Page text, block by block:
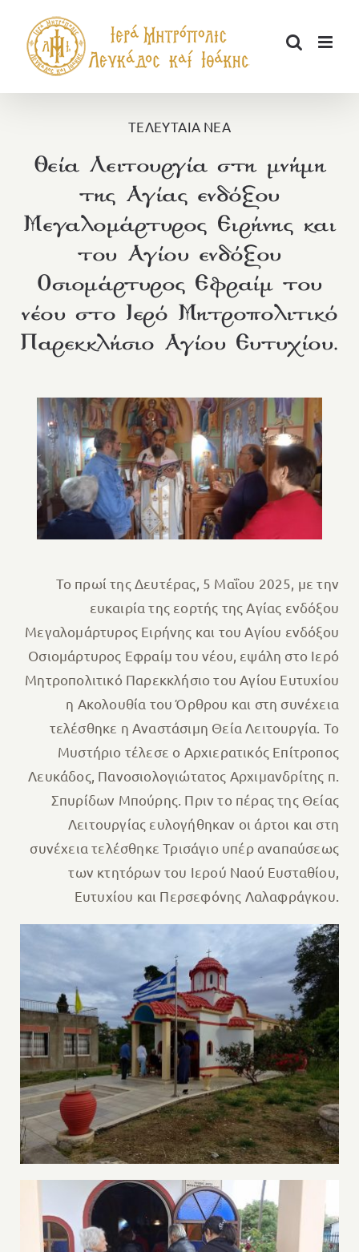
περιεχόμενο
ΤΕΛΕΥΤΑΙΑ ΝΕΑ
Θεία Λειτουργία στη μνήμη
της Αγίας ενδόξου
Μεγαλομάρτυρος Ειρήνης και
του Αγίου ενδόξου
Οσιομάρτυρος Εφραίμ του
νέου στο Ιερό Μητροπολιτικό
Παρεκκλήσιο Αγίου Ευτυχίου.
Το πρωί της Δευτέρας, 5 Μαΐου 2025, με την
ευκαιρία της εορτής της Αγίας ενδόξου
Μεγαλομάρτυρος Ειρήνης και του Αγίου ενδόξου
Οσιομάρτυρος Εφραίμ του νέου, εψάλη στο Ιερό
Μητροπολιτικό Παρεκκλήσιο του Αγίου Ευτυχίου
η Ακολουθία του Όρθρου και στη συνέχεια
τελέσθηκε η Αναστάσιμη Θεία Λειτουργία. Το
Μυστήριο τέλεσε ο Αρχιερατικός Επίτροπος
Λευκάδος, Πανοσιολογιώτατος Αρχιμανδρίτης π.
Σπυρίδων Μπούρης. Πριν το πέρας της Θείας
Λειτουργίας ευλογήθηκαν οι άρτοι και στη
συνέχεια τελέσθηκε Τρισάγιο υπέρ αναπαύσεως
των κτητόρων του Ιερού Ναού Ευσταθίου,
Ευτυχίου και Περσεφόνης Λαλαφράγκου.